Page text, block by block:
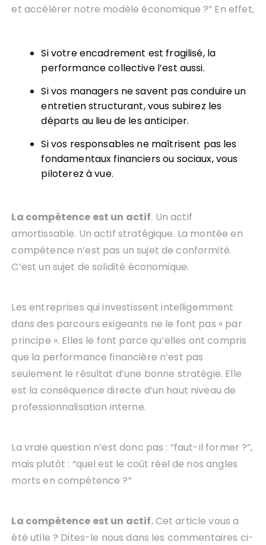
et accélérer notre modèle économique ?” En effet,
Si votre encadrement est fragilisé, la
performance collective l’est aussi.
Si vos managers ne savent pas conduire un
entretien structurant, vous subirez les
départs au lieu de les anticiper.
Si vos responsables ne maîtrisent pas les
fondamentaux financiers ou sociaux, vous
piloterez à vue.
La compétence est un actif. Un actif
amortissable. Un actif stratégique. La montée en
compétence n’est pas un sujet de conformité.
C’est un sujet de solidité économique.
Les entreprises qui investissent intelligemment
dans des parcours exigeants ne le font pas « par
principe ». Elles le font parce qu’elles ont compris
que la performance financière n’est pas
seulement le résultat d’une bonne stratégie. Elle
est la conséquence directe d’un haut niveau de
professionnalisation interne.
La vraie question n’est donc pas : “faut-il former ?”,
mais plutôt : “quel est le coût réel de nos angles
morts en compétence ?”
La compétence est un actif.Cet article vous a
été utile ? Dites-le nous dans les commentaires ci-